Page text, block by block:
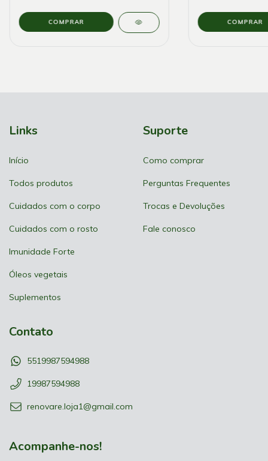
Links
Início
Todos produtos
Cuidados com o corpo
Cuidados com o rosto
Imunidade Forte
Óleos vegetais
Suplementos
Suporte
Como comprar
Perguntas Frequentes
Trocas e Devoluções
Fale conosco
Contato
5519987594988
19987594988
renovare.loja1@gmail.com
Acompanhe-nos!